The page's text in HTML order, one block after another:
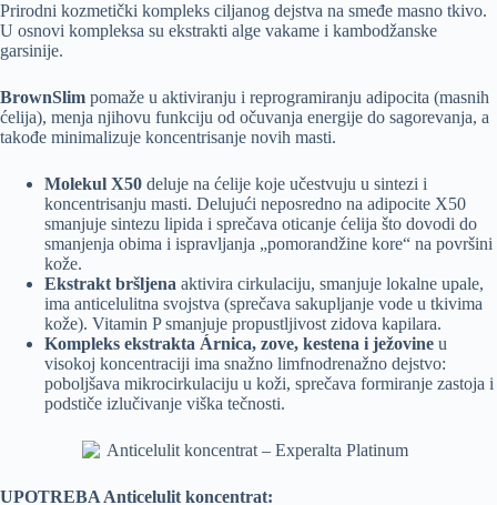
Prirodni kozmetički kompleks ciljanog dejstva na smeđe masno tkivo.
U osnovi kompleksa su ekstrakti alge vakame i kambodžanske
garsinije.
BrownSlim pomaže u aktiviranju i reprogramiranju adipocita (masnih
ćelija), menja njihovu funkciju od očuvanja energije do sagorevanja, a
takođe minimalizuje koncentrisanje novih masti.
Molekul X50 deluje na ćelije koje učestvuju u sintezi i
koncentrisanju masti. Delujući neposredno na adipocite X50
smanjuje sintezu lipida i sprečava oticanje ćelija što dovodi do
smanjenja obima i ispravljanja „pomorandžine kore“ na površini
kože.
Ekstrakt bršljena aktivira cirkulaciju, smanjuje lokalne upale,
ima anticelulitna svojstva (sprečava sakupljanje vode u tkivima
kože). Vitamin P smanjuje propustljivost zidova kapilara.
Kompleks ekstrakta Árnica, zove, kestena i ježovine u
visokoj koncentraciji ima snažno limfnodrenažno dejstvo:
poboljšava mikrocirkulaciju u koži, sprečava formiranje zastoja i
podstiče izlučivanje viška tečnosti.
UPOTREBA Anticelulit koncentrat: